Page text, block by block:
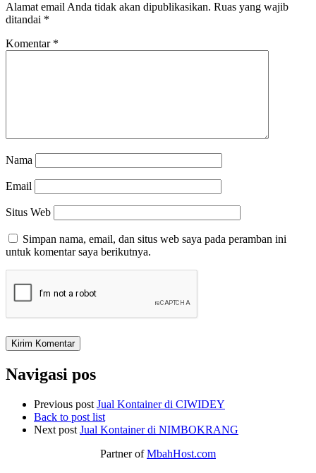
Alamat email Anda tidak akan dipublikasikan. Ruas yang wajib
ditandai *
Komentar *
Nama
Email
Situs Web
Simpan nama, email, dan situs web saya pada peramban ini
untuk komentar saya berikutnya.
Navigasi pos
Previous post Jual Kontainer di CIWIDEY
Back to post list
Next post Jual Kontainer di NIMBOKRANG
Partner ofMbahHost.com